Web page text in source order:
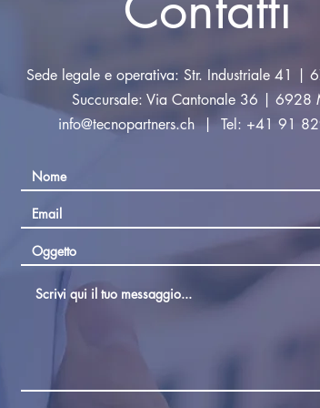
Sede legale e operativa: Str. Industriale 41 |
Succursale: Via Cantonale 36 | 6928
info@tecnopartners.ch| Tel: +41 91